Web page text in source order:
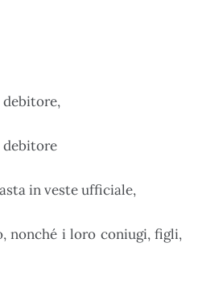
debitore,
in veste ufficiale,
nonché i loro coniugi, figli,